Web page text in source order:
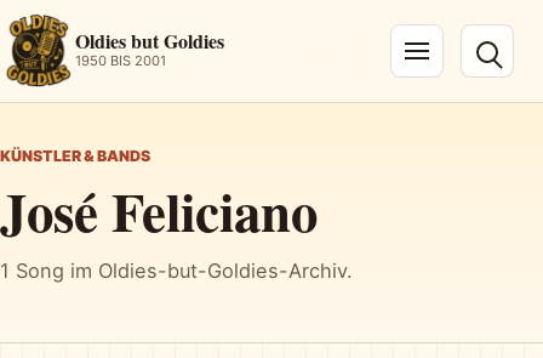
Oldies but Goldies
1950 BIS 2001
Navigation öffnen
KÜNSTLER & BANDS
José Feliciano
1 Song im Oldies-but-Goldies-Archiv.